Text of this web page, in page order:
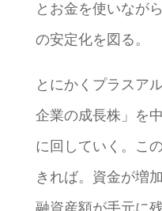
とお金を使いなが
の安定化を図る。
とにかくプラスア
企業の成長株」を
に回していく。こ
きれば。資金が増